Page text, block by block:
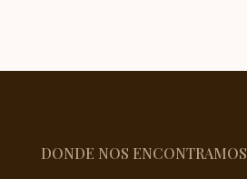
DONDE NOS ENCONTRAMOS